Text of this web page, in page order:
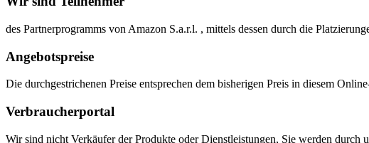
des Partnerprogramms von Amazon S.a.r.l. , mittels dessen durch die
Angebotspreise
Die durchgestrichenen Preise entsprechen dem bisherigen Preis in diesem
Verbraucherportal
Wir sind nicht Verkäufer der Produkte oder Dienstleistungen, Sie werden durch